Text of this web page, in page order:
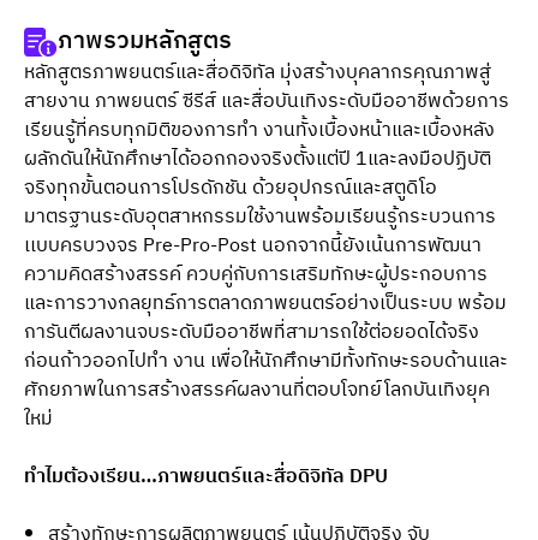
ภาพรวมหลักสูตร
หลักสูตรภาพยนตร์และสื่อดิจิทัล มุ่งสร้างบุคลากรคุณภาพสู่
สายงาน ภาพยนตร์ ซีรีส์ และสื่อบันเทิงระดับมืออาชีพด้วยการ
เรียนรู้ที่ครบทุกมิติของการทำ งานทั้งเบื้องหน้าและเบื้องหลัง
ผลักดันให้นักศึกษาได้ออกกองจริงตั้งแต่ปี 1และลงมือปฏิบัติ
จริงทุกขั้นตอนการโปรดักชัน ด้วยอุปกรณ์และสตูดิโอ
มาตรฐานระดับอุตสาหกรรมใช้งานพร้อมเรียนรู้กระบวนการ
เเบบครบวงจร Pre-Pro-Post นอกจากนี้ยังเน้นการพัฒนา
ความคิดสร้างสรรค์ ควบคู่กับการเสริมทักษะผู้ประกอบการ
และการวางกลยุทธ์การตลาดภาพยนตร์อย่างเป็นระบบ พร้อม
การันตีผลงานจบระดับมืออาชีพที่สามารถใช้ต่อยอดได้จริง
ก่อนก้าวออกไปทำ งาน เพื่อให้นักศึกษามีทั้งทักษะรอบด้านและ
ศักยภาพในการสร้างสรรค์ผลงานที่ตอบโจทย์โลกบันเทิงยุค
ใหม่
ทำไมต้องเรียน…ภาพยนตร์และสื่อดิจิทัล DPU